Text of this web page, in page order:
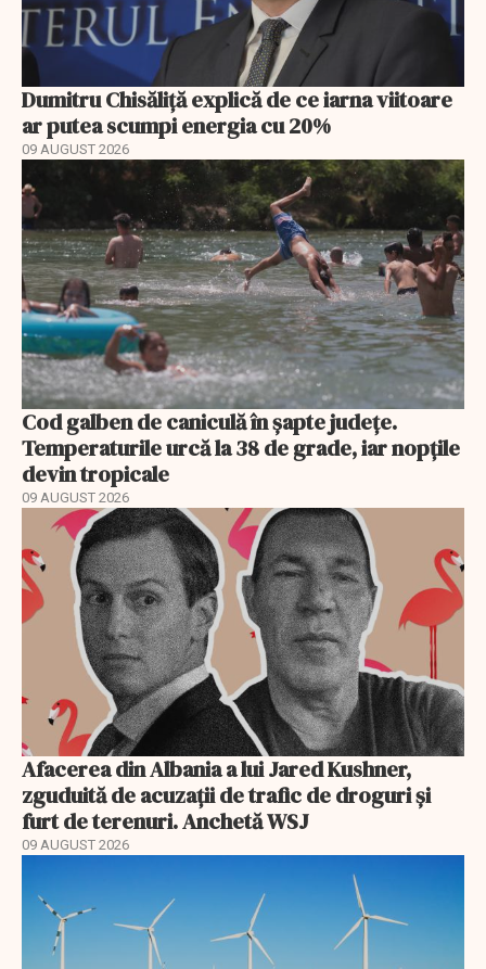
Dumitru Chisăliță explică de ce iarna viitoare
ar putea scumpi energia cu 20%
09 AUGUST 2026
Cod galben de caniculă în șapte județe.
Temperaturile urcă la 38 de grade, iar nopțile
devin tropicale
09 AUGUST 2026
Afacerea din Albania a lui Jared Kushner,
zguduită de acuzații de trafic de droguri și
furt de terenuri. Anchetă WSJ
09 AUGUST 2026